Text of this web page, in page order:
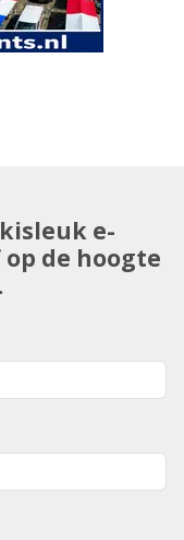
e-
de hoogte